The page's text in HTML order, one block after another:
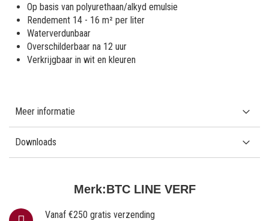
Merk:BTC LINE VERF
Vanaf €250 gratis verzending
Op basis van polyurethaan/alkyd emulsie
Rendement 14 - 16 m² per liter
Waterverdunbaar
Overschilderbaar na 12 uur
Verkrijgbaar in wit en kleuren
Meer informatie
Downloads